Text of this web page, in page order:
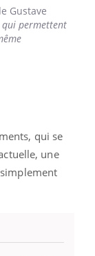
Gustave
permettent
qui se
une